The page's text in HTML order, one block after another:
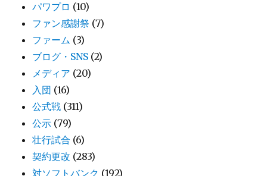
パワプロ (10)
ファン感謝祭 (7)
ファーム (3)
ブログ・SNS (2)
メディア (20)
入団 (16)
公式戦 (311)
公示 (79)
壮行試合 (6)
契約更改 (283)
対ソフトバンク (192)